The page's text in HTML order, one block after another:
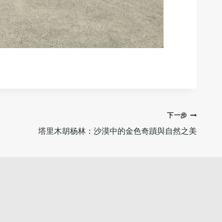
下一步
塔里木胡杨林：沙漠中的金色奇蹟與自然之美